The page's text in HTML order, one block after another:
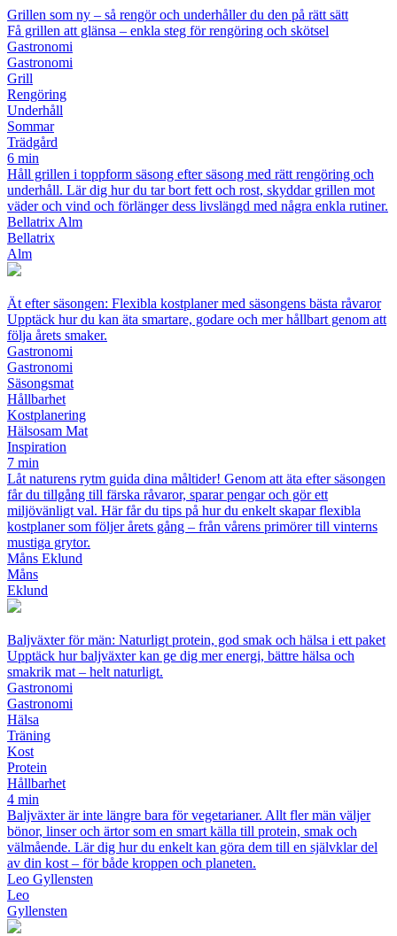
Grillen som ny – så rengör och underhåller du den på rätt sätt
Få grillen att glänsa – enkla steg för rengöring och skötsel
Gastronomi
Gastronomi
Grill
Rengöring
Underhåll
Sommar
Trädgård
6 min
Håll grillen i toppform säsong efter säsong med rätt rengöring och
underhåll. Lär dig hur du tar bort fett och rost, skyddar grillen mot
väder och vind och förlänger dess livslängd med några enkla rutiner.
Bellatrix Alm
Bellatrix
Alm
Ät efter säsongen: Flexibla kostplaner med säsongens bästa råvaror
Upptäck hur du kan äta smartare, godare och mer hållbart genom att
följa årets smaker.
Gastronomi
Gastronomi
Säsongsmat
Hållbarhet
Kostplanering
Hälsosam Mat
Inspiration
7 min
Låt naturens rytm guida dina måltider! Genom att äta efter säsongen
får du tillgång till färska råvaror, sparar pengar och gör ett
miljövänligt val. Här får du tips på hur du enkelt skapar flexibla
kostplaner som följer årets gång – från vårens primörer till vinterns
mustiga grytor.
Måns Eklund
Måns
Eklund
Baljväxter för män: Naturligt protein, god smak och hälsa i ett paket
Upptäck hur baljväxter kan ge dig mer energi, bättre hälsa och
smakrik mat – helt naturligt.
Gastronomi
Gastronomi
Hälsa
Träning
Kost
Protein
Hållbarhet
4 min
Baljväxter är inte längre bara för vegetarianer. Allt fler män väljer
bönor, linser och ärtor som en smart källa till protein, smak och
välmående. Lär dig hur du enkelt kan göra dem till en självklar del
av din kost – för både kroppen och planeten.
Leo Gyllensten
Leo
Gyllensten